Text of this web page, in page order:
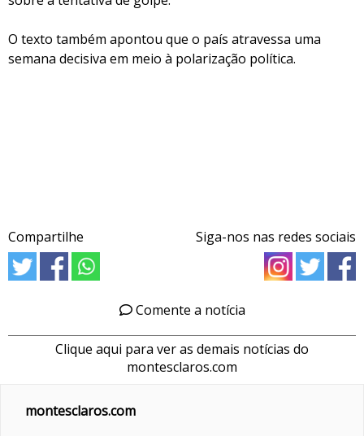
O texto também apontou que o país atravessa uma
semana decisiva em meio à polarização política.
Compartilhe Siga-nos nas redes sociais
Comente a notícia
Clique aqui para ver as demais notícias do
montesclaros.com
montesclaros.com